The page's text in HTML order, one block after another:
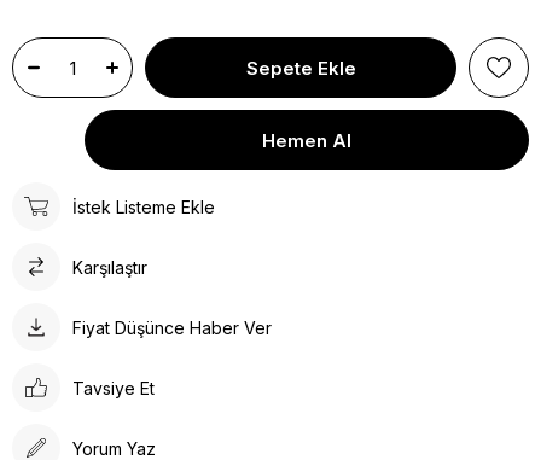
İstek Listeme Ekle
Karşılaştır
Fiyat Düşünce Haber Ver
Tavsiye Et
Yorum Yaz